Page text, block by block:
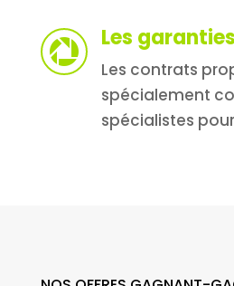
 Les garanties
Les contrats
spécialement
spécialistes